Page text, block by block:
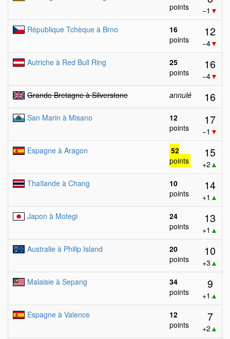
points
−1 ▼
République Tchèque à Brno
16
points
12
−4▼
Autriche à Red Bull Ring
25
points
16
−4▼
Grande Bretagne à Silverstone
annulé 16
San Marin à Misano
12
points
17
−1 ▼
Espagne à Aragon
52
points
15
+2 ▲
Thaïlande à Chang
10
points
14
+1 ▲
Japon à Motegi
24
points
13
+1 ▲
Australie à Philip Island
20
points
10
+3 ▲
Malaisie à Sepang
34
points
9
+1 ▲
Espagne à Valence
12
points
7
+2 ▲